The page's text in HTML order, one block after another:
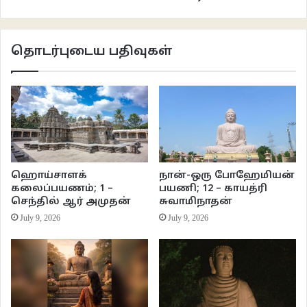
தொடர்புடைய பதிவுகள்
ஹொய்சாளக்
கலைப்பயணம்; 1 –
செந்தில் ஆர் அமுதன்
July 9, 2026
நான்-ஒரு போஹேமியன்
பயணி; 12 – காயத்ரி
சுவாமிநாதன்
July 9, 2026